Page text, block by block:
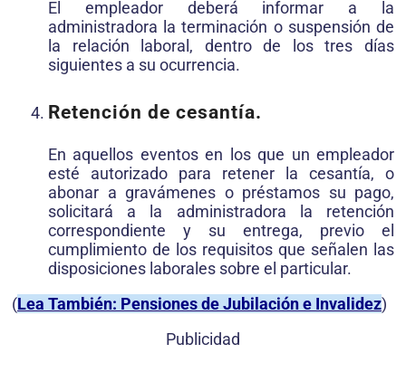
El empleador deberá informar a la
administradora la terminación o suspensión de
la relación laboral, dentro de los tres días
siguientes a su ocurrencia.
Retención de cesantía.
En aquellos eventos en los que un empleador
esté autorizado para retener la cesantía, o
abonar a gravámenes o préstamos su pago,
solicitará a la administradora la retención
correspondiente y su entrega, previo el
cumplimiento de los requisitos que señalen las
disposiciones laborales sobre el particular.
(Lea También: Pensiones de Jubilación e Invalidez)
Publicidad